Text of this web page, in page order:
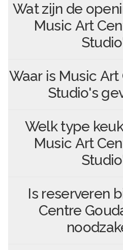
Wat zijn de
Music Art
Waar is Music Art
Studio's
Welk type
Music Art
Is reserveren
Centre